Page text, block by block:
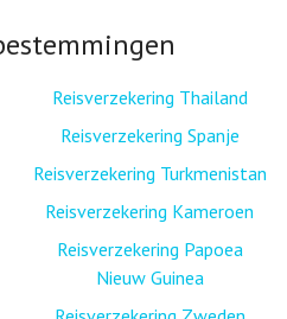
Reisverzekering Thailand
Reisverzekering Spanje
Reisverzekering Turkmenistan
Reisverzekering Kameroen
Reisverzekering Papoea
Nieuw Guinea